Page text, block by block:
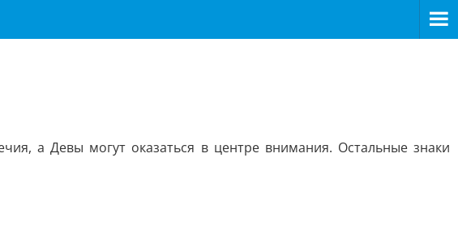
а Девы могут оказаться в центре внимания. Остальные знаки